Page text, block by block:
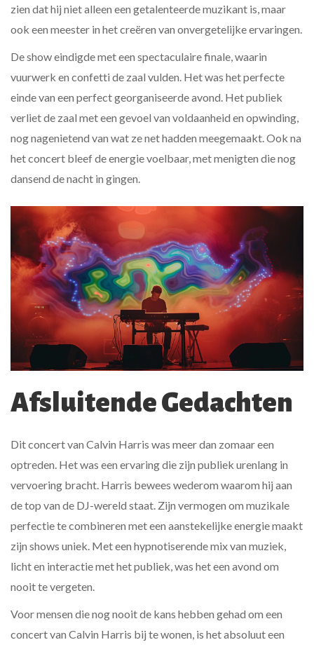
zien dat hij niet alleen een getalenteerde muzikant is, maar
ook een meester in het creëren van onvergetelijke ervaringen.
De show eindigde met een spectaculaire finale, waarin
vuurwerk en confetti de zaal vulden. Het was het perfecte
einde van een perfect georganiseerde avond. Het publiek
verliet de zaal met een gevoel van voldaanheid en opwinding,
nog nagenietend van wat ze net hadden meegemaakt. Ook na
het concert bleef de energie voelbaar, met menigten die nog
dansend de nacht in gingen.
Afsluitende Gedachten
Dit concert van Calvin Harris was meer dan zomaar een
optreden. Het was een ervaring die zijn publiek urenlang in
vervoering bracht. Harris bewees wederom waarom hij aan
de top van de DJ-wereld staat. Zijn vermogen om muzikale
perfectie te combineren met een aanstekelijke energie maakt
zijn shows uniek. Met een hypnotiserende mix van muziek,
licht en interactie met het publiek, was het een avond om
nooit te vergeten.
Voor mensen die nog nooit de kans hebben gehad om een
concert van Calvin Harris bij te wonen, is het absoluut een